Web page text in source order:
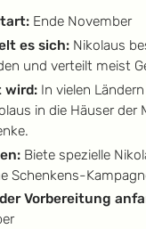
Ende November
es sich:Nikolaus
und verteilt meist
wird:In vielen
in die Häuser der
Biete spezielle
Schenkens-
Vorbereitung